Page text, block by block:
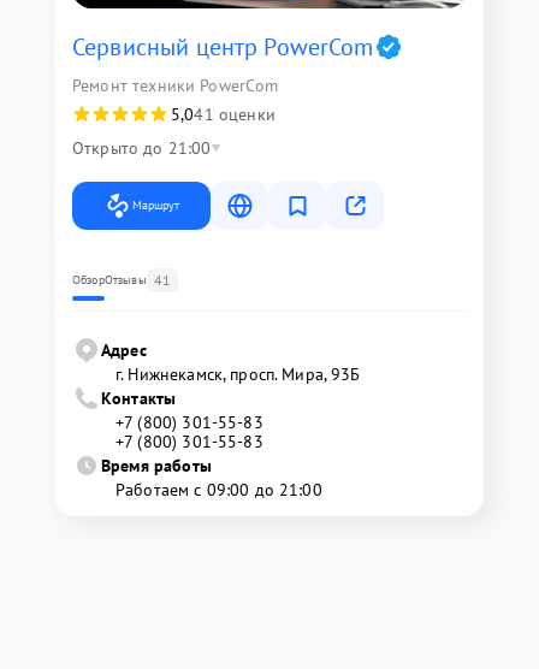
Сервисный центр PowerCom
Ремонт техники PowerCom
5,041 оценки
Открыто до 21:00
Маршрут
ОбзорОтзывы 41
Адрес
г. Нижнекамск, просп. Мира, 93Б
Контакты
+7 (800) 301-55-83
+7 (800) 301-55-83
Время работы
Работаем с 09:00 до 21:00